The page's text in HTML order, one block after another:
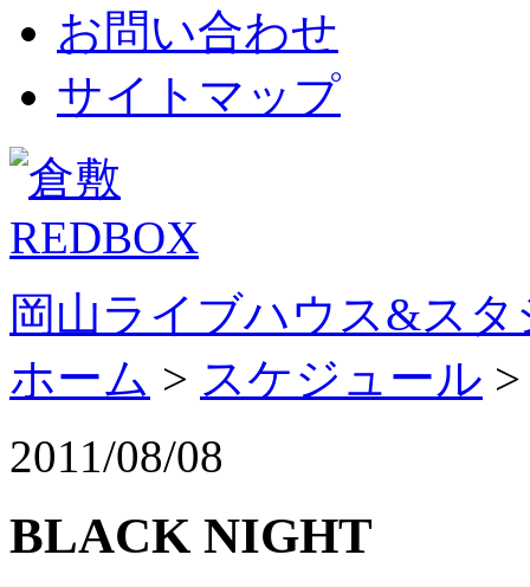
お問い合わせ
サイトマップ
岡山ライブハウス&ス
ホーム > スケジュール
2011/08/08
BLACK NIGHT